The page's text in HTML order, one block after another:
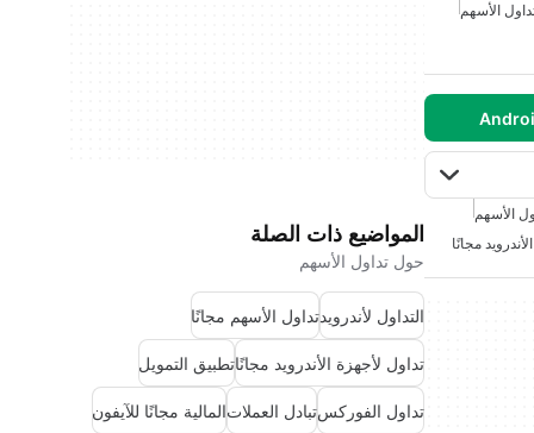
الأسهم
الأسهم
مجانًا
المواضيع ذات الصلة
حول تداول الأسهم
التداول لأندرويدتداول الأسهم مجانًا
تداول لأجهزة الأندرويد مجانًاتطبيق التمويل
تداول الفوركستبادل العملاتالمالية مجانًا للآيفون